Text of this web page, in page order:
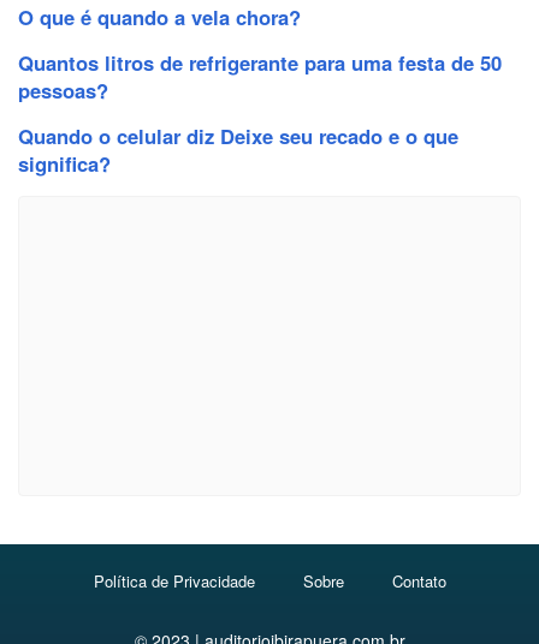
O que é quando a vela chora?
Quantos litros de refrigerante para uma festa de 50
pessoas?
Quando o celular diz Deixe seu recado e o que
significa?
Política de Privacidade Sobre Contato